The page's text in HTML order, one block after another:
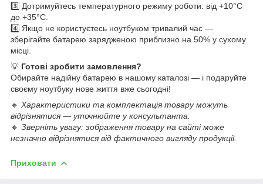
3️⃣ Дотримуйтесь температурного режиму роботи: від +10°C
до +35°C.
4️⃣ Якщо не користуєтесь ноутбуком тривалий час —
зберігайте батарею зарядженою приблизно на 50% у сухому
місці.
💡 Готові зробити замовлення?
Обирайте надійну батарею в нашому каталозі — і подаруйте
своєму ноутбуку нове життя вже сьогодні!
🔸 Характеристики та комплектація товару можуть
відрізнятися — уточнюйте у консультанта.
🔸 Зверніть увагу: зображення товару на сайті може
незначно відрізнятися від фактичного вигляду продукції.
Приховати